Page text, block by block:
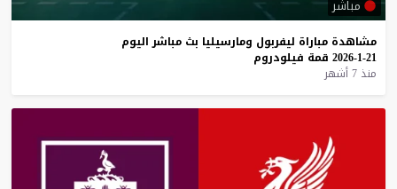
مباشر
مشاهدة مباراة ليفربول ومارسيليا بث مباشر اليوم
21-1-2026
قمة فيلودروم
منذ 7 أشهر